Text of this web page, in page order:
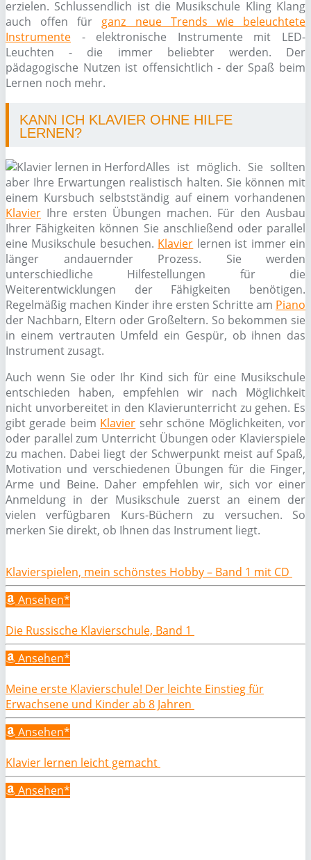
erzielen. Schlussendlich ist die Musikschule Kling Klang
auch offen für ganz neue Trends wie beleuchtete
Instrumente - elektronische Instrumente mit LED-
Leuchten - die immer beliebter werden. Der
pädagogische Nutzen ist offensichtlich - der Spaß beim
Lernen noch mehr.
KANN ICH KLAVIER OHNE HILFE
LERNEN?
Alles ist möglich. Sie sollten
aber Ihre Erwartungen realistisch halten. Sie können mit
einem Kursbuch selbstständig auf einem vorhandenen
Klavier Ihre ersten Übungen machen. Für den Ausbau
Ihrer Fähigkeiten können Sie anschließend oder parallel
eine Musikschule besuchen. Klavier lernen ist immer ein
länger andauernder Prozess. Sie werden
unterschiedliche Hilfestellungen für die
Weiterentwicklungen der Fähigkeiten benötigen.
Regelmäßig machen Kinder ihre ersten Schritte am Piano
der Nachbarn, Eltern oder Großeltern. So bekommen sie
in einem vertrauten Umfeld ein Gespür, ob ihnen das
Instrument zusagt.
Auch wenn Sie oder Ihr Kind sich für eine Musikschule
entschieden haben, empfehlen wir nach Möglichkeit
nicht unvorbereitet in den Klavierunterricht zu gehen. Es
gibt gerade beim Klavier sehr schöne Möglichkeiten, vor
oder parallel zum Unterricht Übungen oder Klavierspiele
zu machen. Dabei liegt der Schwerpunkt meist auf Spaß,
Motivation und verschiedenen Übungen für die Finger,
Arme und Beine. Daher empfehlen wir, sich vor einer
Anmeldung in der Musikschule zuerst an einem der
vielen verfügbaren Kurs-Büchern zu versuchen. So
merken Sie direkt, ob Ihnen das Instrument liegt.
Klavierspielen, mein schönstes Hobby – Band 1 mit CD
Ansehen*
Die Russische Klavierschule, Band 1
Ansehen*
Meine erste Klavierschule! Der leichte Einstieg für
Erwachsene und Kinder ab 8 Jahren
Ansehen*
Klavier lernen leicht gemacht
Ansehen*